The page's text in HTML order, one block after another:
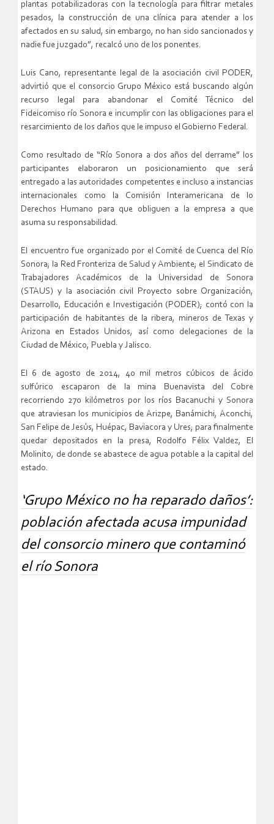
plantas potabilizadoras con la tecnología para filtrar metales
pesados, la construcción de una clínica para atender a los
afectados en su salud, sin embargo, no han sido sancionados y
nadie fue juzgado”, recalcó uno de los ponentes.
Luis Cano, representante legal de la asociación civil PODER,
advirtió que el consorcio Grupo México está buscando algún
recurso legal para abandonar el Comité Técnico del
Fideicomiso río Sonora e incumplir con las obligaciones para el
resarcimiento de los daños que le impuso el Gobierno Federal.
Como resultado de “Río Sonora a dos años del derrame” los
participantes elaboraron un posicionamiento que será
entregado a las autoridades competentes e incluso a instancias
internacionales como la Comisión Interamericana de lo
Derechos Humano para que obliguen a la empresa a que
asuma su responsabilidad.
El encuentro fue organizado por el Comité de Cuenca del Río
Sonora; la Red Fronteriza de Salud y Ambiente; el Sindicato de
Trabajadores Académicos de la Universidad de Sonora
(STAUS) y la asociación civil Proyecto sobre Organización,
Desarrollo, Educación e Investigación (PODER); contó con la
participación de habitantes de la ribera, mineros de Texas y
Arizona en Estados Unidos, así como delegaciones de la
Ciudad de México, Puebla y Jalisco.
El 6 de agosto de 2014, 40 mil metros cúbicos de ácido
sulfúrico escaparon de la mina Buenavista del Cobre
recorriendo 270 kilómetros por los ríos Bacanuchi y Sonora
que atraviesan los municipios de Arizpe, Banámichi, Aconchi,
San Felipe de Jesús, Huépac, Baviacora y Ures; para finalmente
quedar depositados en la presa, Rodolfo Félix Valdez, El
Molinito, de donde se abastece de agua potable a la capital del
estado.
‘Grupo México no ha reparado daños’:
población afectada acusa impunidad
del consorcio minero que contaminó
el río Sonora